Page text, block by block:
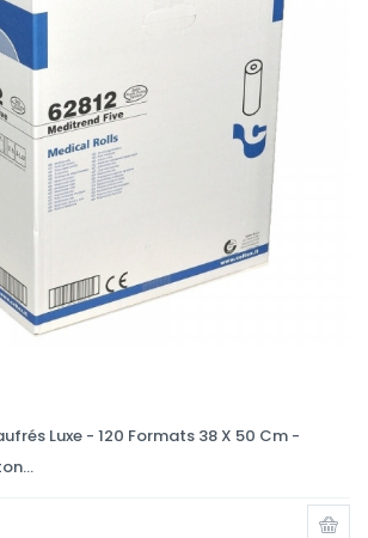
Luxe - 120 Formats 38 X 50 Cm -